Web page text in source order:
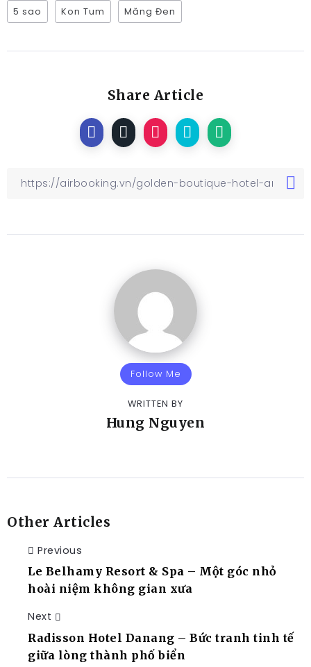
5 sao Kon Tum Măng Đen
Share Article
Follow Me
WRITTEN BY
Hung Nguyen
Other Articles
Previous
Le Belhamy Resort & Spa – Một góc nhỏ
hoài niệm không gian xưa
Next
Radisson Hotel Danang – Bức tranh tinh tế
giữa lòng thành phố biển